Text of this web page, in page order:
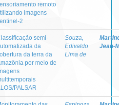
remoto
imagens
2
semi-
da
da terra da
por meio de
PALSAR
Souza,
Edivaldo
Lima de
Jean-